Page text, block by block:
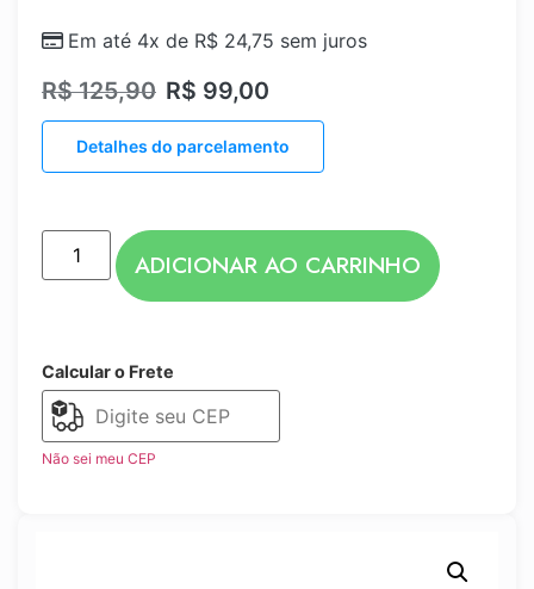
R$125,90 R$ 99,00
Em até 4x de R$ 24,75 sem juros
Detalhes do parcelamento
ADICIONAR AO CARRINHO
Calcular o Frete
Não sei meu CEP